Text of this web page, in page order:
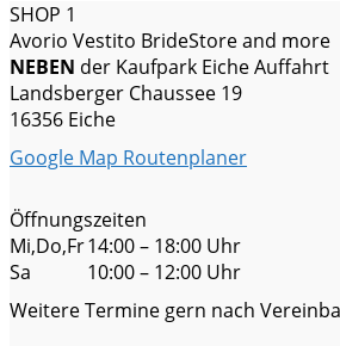
SHOP 1
Avorio Vestito BrideStore and more
NEBEN der Kaufpark Eiche Auffahrt
Landsberger Chaussee 19
16356 Eiche
Google Map Routenplaner
Öffnungszeiten
Mi,Do,Fr
Sa
14:00 – 18:00 Uhr
10:00 – 12:00 Uhr
Weitere Termine gern nach